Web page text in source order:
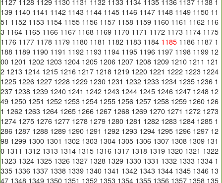
1127 1128 1129 1130 1131 1132 1133 1134 1135 1136 1137 1138 1
139 1140 1141 1142 1143 1144 1145 1146 1147 1148 1149 1150 11
51 1152 1153 1154 1155 1156 1157 1158 1159 1160 1161 1162 116
3 1164 1165 1166 1167 1168 1169 1170 1171 1172 1173 1174 1175
1176 1177 1178 1179 1180 1181 1182 1183 1184 1185 1186 1187 1
188 1189 1190 1191 1192 1193 1194 1195 1196 1197 1198 1199 12
00 1201 1202 1203 1204 1205 1206 1207 1208 1209 1210 1211 121
2 1213 1214 1215 1216 1217 1218 1219 1220 1221 1222 1223 1224
1225 1226 1227 1228 1229 1230 1231 1232 1233 1234 1235 1236 1
237 1238 1239 1240 1241 1242 1243 1244 1245 1246 1247 1248 12
49 1250 1251 1252 1253 1254 1255 1256 1257 1258 1259 1260 126
1 1262 1263 1264 1265 1266 1267 1268 1269 1270 1271 1272 1273
1274 1275 1276 1277 1278 1279 1280 1281 1282 1283 1284 1285 1
286 1287 1288 1289 1290 1291 1292 1293 1294 1295 1296 1297 12
98 1299 1300 1301 1302 1303 1304 1305 1306 1307 1308 1309 131
0 1311 1312 1313 1314 1315 1316 1317 1318 1319 1320 1321 1322
1323 1324 1325 1326 1327 1328 1329 1330 1331 1332 1333 1334 1
335 1336 1337 1338 1339 1340 1341 1342 1343 1344 1345 1346 13
47 1348 1349 1350 1351 1352 1353 1354 1355 1356 1357 1358 135